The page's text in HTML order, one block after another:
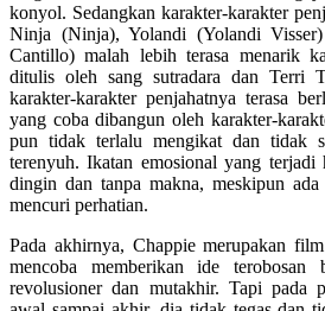
konyol. Sedangkan karakter-karakter
Ninja (Ninja), Yolandi (Yolandi
Cantillo) malah lebih terasa menarik
ditulis oleh sang sutradara dan Terri
karakter-karakter penjahatnya terasa
yang coba dibangun oleh karakter-
pun tidak terlalu mengikat dan tidak
terenyuh. Ikatan emosional yang terjadi
dingin dan tanpa makna, meskipun
mencuri perhatian.
Pada akhirnya, Chappie merupakan film
mencoba memberikan ide
revolusioner dan mutakhir. Tapi pada